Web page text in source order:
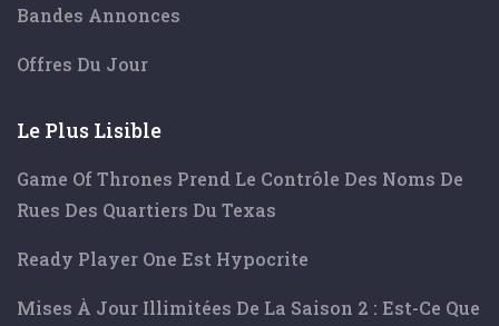
Bandes Annonces
Offres Du Jour
Le Plus Lisible
Game Of Thrones Prend Le Contrôle Des Noms De
Rues Des Quartiers Du Texas
Ready Player One Est Hypocrite
Mises À Jour Illimitées De La Saison 2 : Est-Ce Que